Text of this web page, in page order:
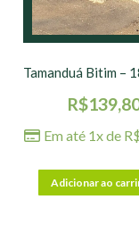
R$
Em até 1x de
Adicionar ao